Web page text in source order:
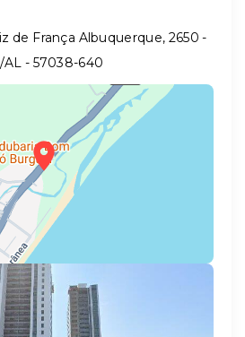
de França Albuquerque, 2650 -
AL - 57038-640